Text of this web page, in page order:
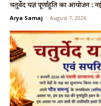
चतुर्वेद यज्ञ पूर्णाहुति का आयोजन :
Arya Samaj - August 7, 2026